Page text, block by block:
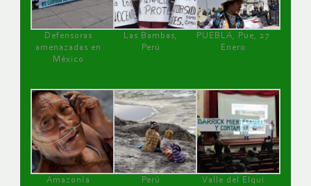
Defensoras
amenazadas en
México
Las Bambas,
Perú
PUEBLA, Pue, 27
Enero
Amazonía
Perú
Valle del Elqui